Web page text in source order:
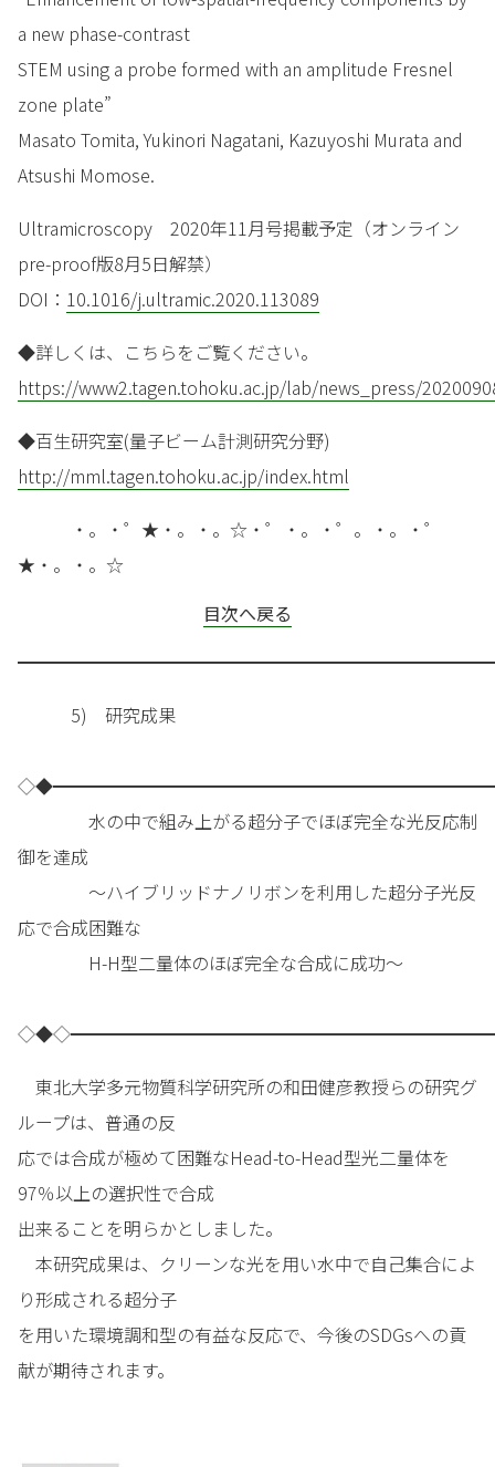
a new phase-contrast
STEM using a probe formed with an amplitude Fresnel
zone plate”
Masato Tomita, Yukinori Nagatani, Kazuyoshi Murata and
Atsushi Momose.
Ultramicroscopy 2020年11月号掲載予定（オンライン
pre-proof版8月5日解禁）
DOI： 10.1016/j.ultramic.2020.113089
◆詳しくは、こちらをご覧ください。
https://www2.tagen.tohoku.ac.jp/lab/news_press/
◆百生研究室(量子ビーム計測研究分野)
http://mml.tagen.tohoku.ac.jp/index.html
・。・゜★・。・。☆・゜・。・゜。・。・゜
★・。・。☆
目次へ戻る
5) 研究成果
水の中で組み上がる超分子でほぼ完全な光反応制
御を達成
～ハイブリッドナノリボンを利用した超分子光反
応で合成困難な
H-H型二量体のほぼ完全な合成に成功～
東北大学多元物質科学研究所の和田健彦教授らの研究グ
ループは、普通の反
応では合成が極めて困難なHead-to-Head型光二量体を
97％以上の選択性で合成
出来ることを明らかとしました。
本研究成果は、クリーンな光を用い水中で自己集合によ
り形成される超分子
を用いた環境調和型の有益な反応で、今後のSDGsへの貢
献が期待されます。